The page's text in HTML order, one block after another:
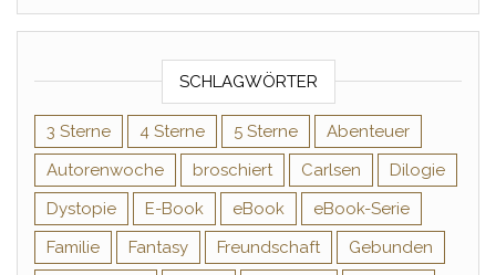
SCHLAGWÖRTER
3 Sterne 4 Sterne 5 Sterne
Abenteuer
Autorenwoche
broschiert Carlsen
Dilogie
Dystopie
E-Book eBook
eBook-Serie
Familie
Fantasy Freundschaft
Gebunden